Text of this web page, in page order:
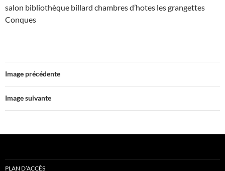
salon bibliothèque billard chambres d’hotes les grangettes
Conques
Image précédente
Image suivante
PLAN D’ACCÈS